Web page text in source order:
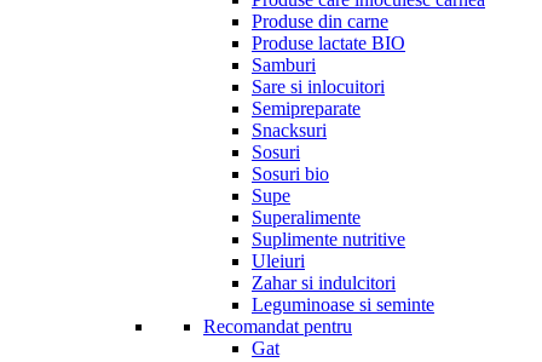
Produse din carne
Produse lactate BIO
Samburi
Sare si inlocuitori
Semipreparate
Snacksuri
Sosuri
Sosuri bio
Supe
Superalimente
Suplimente nutritive
Uleiuri
Zahar si indulcitori
Leguminoase si seminte
Recomandat pentru
Gat